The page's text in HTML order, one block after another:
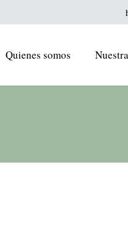
Quienes somos